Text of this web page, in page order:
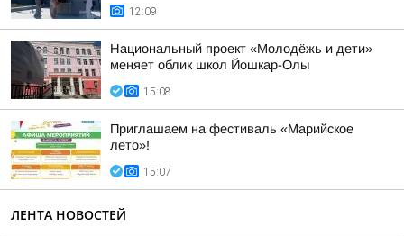
12:09
Национальный проект «Молодёжь и дети»
меняет облик школ Йошкар-Олы
15:08
Приглашаем на фестиваль «Марийское
лето»!
15:07
ЛЕНТА НОВОСТЕЙ